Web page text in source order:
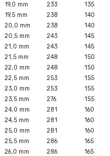
19,0 mm
233
135
19,5 mm
238
140
20,0 mm
238
140
20,5 mm
243
145
21,0 mm
243
145
21,5 mm
248
150
22,0 mm
248
150
22,5 mm
253
155
23,0 mm
253
155
23,5 mm
276
155
24,0 mm
281
160
24,5 mm
281
160
25,0 mm
281
160
25,5 mm
286
165
26,0 mm
286
165